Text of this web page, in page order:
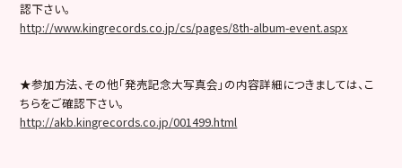
認下さい。
http://www.kingrecords.co.jp/cs/pages/8th-album-event.aspx
★参加方法、その他「発売記念大写真会」の内容詳細につきましては、こ
ちらをご確認下さい。
http://akb.kingrecords.co.jp/001499.html